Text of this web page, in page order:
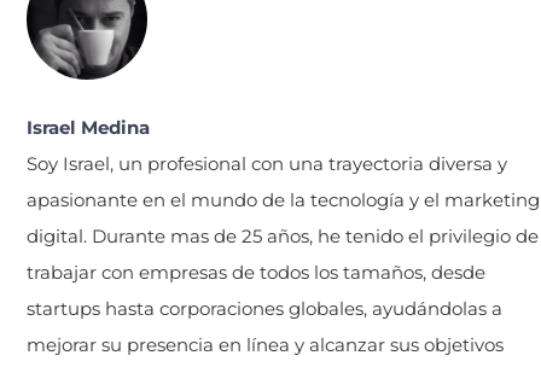
Israel Medina
Soy Israel, un profesional con una trayectoria diversa y
apasionante en el mundo de la tecnología y el marketing
digital. Durante mas de 25 años, he tenido el privilegio de
trabajar con empresas de todos los tamaños, desde
startups hasta corporaciones globales, ayudándolas a
mejorar su presencia en línea y alcanzar sus objetivos